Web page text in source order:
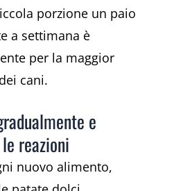
porzione un paio
a settimana è
per la maggior
cani.
e
reazioni
nuovo alimento,